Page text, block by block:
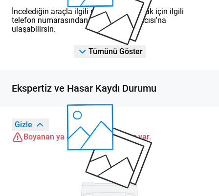
İncelediğin araçla ilgili detaylı bilgi almak için ilgili
telefon numarasından DOD Yetkili Satıcısı'na
ulaşabilirsin.
Tümünü Göster
Ekspertiz ve Hasar Kaydı Durumu
Gizle
Boyanan ya da değişen parçalar var.